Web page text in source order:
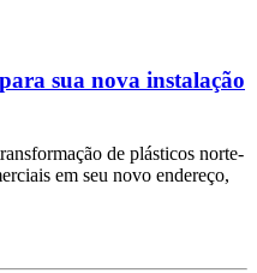
sua nova instalação
de plásticos norte-
em seu novo endereço,